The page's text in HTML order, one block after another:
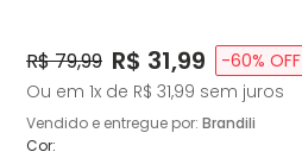
Original Price:
R$ 79,99 Price:
R$ 31,99 -60% OFF
Ou em 1x de R$ 31,99 sem juros
Vendido e entregue por: Brandili
Cor: